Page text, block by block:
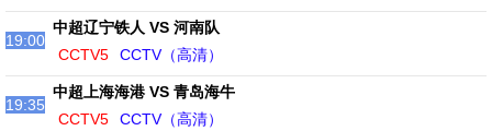
19:00
中超辽宁铁人 VS 河南队
CCTV5
CCTV（高清）
19:35
中超上海海港 VS 青岛海牛
CCTV5
CCTV（高清）